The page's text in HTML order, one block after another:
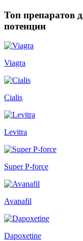
Топ препаратов
потенции
Viagra
Cialis
Levitra
Super P-force
Avanafil
Dapoxetine